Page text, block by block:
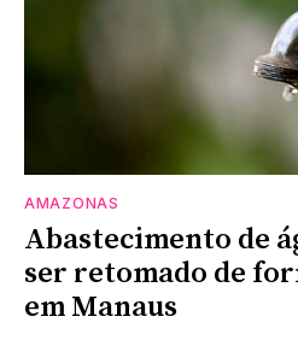
AMAZONAS
Abastecimento de
ser retomado de
em Manaus